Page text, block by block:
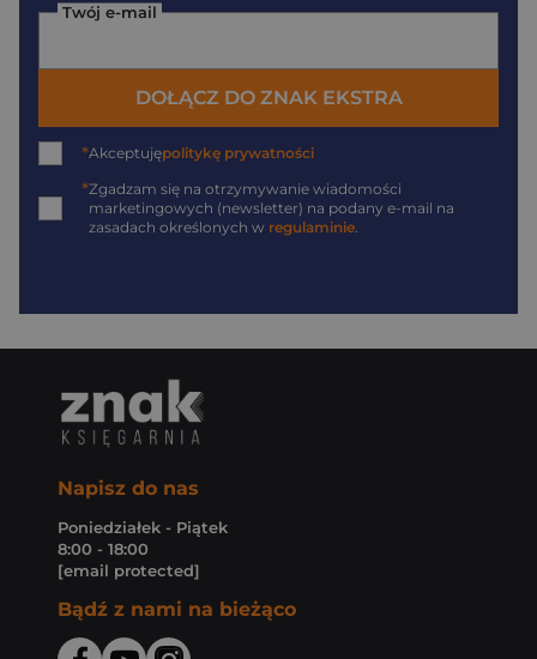
Twój e-mail
DOŁĄCZ DO ZNAK EKSTRA
*Akceptujępolitykę prywatności
*Zgadzam się na otrzymywanie wiadomości
marketingowych (newsletter) na podany e-mail na
zasadach określonych w regulaminie.
Napisz do nas
Poniedziałek - Piątek
8:00 - 18:00
[email protected]
Bądź z nami na bieżąco